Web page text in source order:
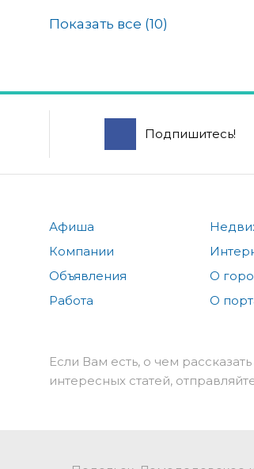
Показать все (10)
Подпишитесь!
Афиша
Компании
Объявления
Работа
О
О
Если Вам есть, о чем
интересных статей,